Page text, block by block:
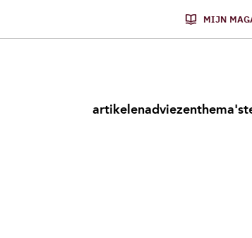
MIJN
artikelenadviezenthema's